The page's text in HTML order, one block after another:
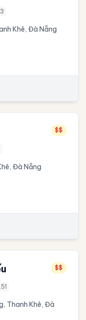
Khê, Đà Nẵng
$$
Đà Nẵng
$$
Thanh Khê, Đà